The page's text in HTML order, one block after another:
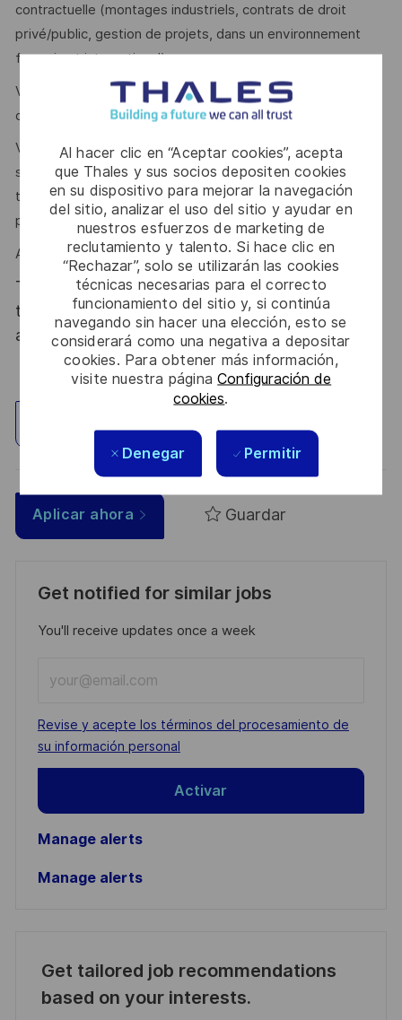
Al hacer clic en “Aceptar cookies”, acepta
que Thales y sus socios depositen cookies
en su dispositivo para mejorar la navegación
del sitio, analizar el uso del sitio y ayudar en
nuestros esfuerzos de marketing de
reclutamiento y talento. Si hace clic en
“Rechazar”, solo se utilizarán las cookies
técnicas necesarias para el correcto
funcionamiento del sitio y, si continúa
navegando sin hacer una elección, esto se
considerará como una negativa a depositar
cookies. Para obtener más información,
visite nuestra páginaConfiguración de
cookies.
Denegar Permitir
contractuelle (montages industriels, contrats de droit
privé/public, gestion de projets, dans un environnement
français et international).
Vous maîtrisez l’anglais contractuel et juridique et avez
d'excellentes capacités de rédaction et d’expression ?
Vous êtes doté d'un très bon esprit d’analyse et de
synthèse (y compris des parties business, financières et
techniques des projets), doublé d’une réelle capacité à
proposer des solutions ?
Alors rejoignez-nous !
Thales, entreprise Handi-Engagée, reconnait
tous les talents. La diversité est notre meilleur
atout. Postulez et rejoignez nous !
Aplicar ahora Guardar
Get notified for similar jobs
You'll receive updates once a week
Email
address
(Required)
Required
Revise y acepte los términos del procesamiento de
su información personal
Activar
Manage alerts
Manage alerts
Get tailored job recommendations
based on your interests.